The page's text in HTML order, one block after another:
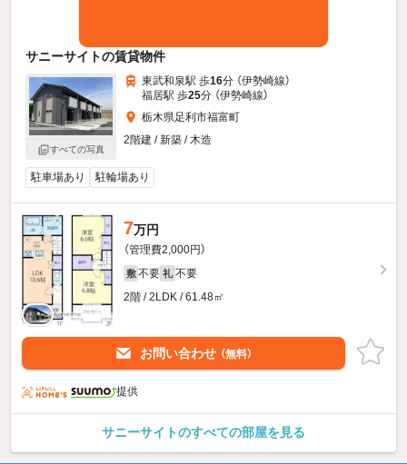
サニーサイトの賃貸物件
すべての写真
東武和泉駅 歩16分 （伊勢崎線）
福居駅 歩25分 （伊勢崎線）
栃木県足利市福富町
2階建 / 新築 / 木造
駐車場あり 駐輪場あり
7万円
（管理費2,000円）
敷 不要 礼 不要
2階 / 2LDK / 61.48㎡
お問い合わせ （無料）
提供
サニーサイトのすべての部屋を見る